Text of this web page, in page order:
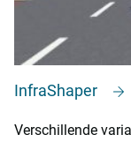
InfraShaper
Verschillende